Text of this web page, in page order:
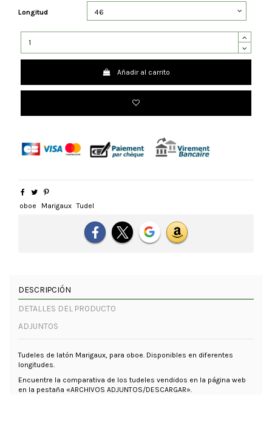
Longitud
Añadir al carrito
oboe Marigaux Tudel
DESCRIPCIÓN
DETALLES DEL PRODUCTO
ADJUNTOS
Tudeles de latón Marigaux, para oboe. Disponibles en diferentes
longitudes.
Encuentre la comparativa de los tudeles vendidos en la página web
en la pestaña «ARCHIVOS ADJUNTOS/DESCARGAR».